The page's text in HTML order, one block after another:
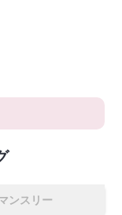
ンスリー